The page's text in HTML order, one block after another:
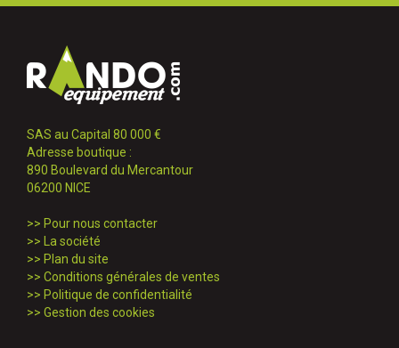
SAS au Capital 80 000 €
Adresse boutique :
890 Boulevard du Mercantour
06200 NICE
>> Pour nous contacter
>>
La société
>> Plan du site
>> Conditions générales de ventes
>> Politique de confidentialité
>> Gestion des cookies